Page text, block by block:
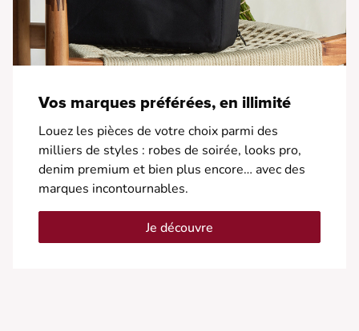
Vos marques préférées, en illimité
Louez les pièces de votre choix parmi des
milliers de styles : robes de soirée, looks pro,
denim premium et bien plus encore… avec des
marques incontournables.
Je découvre